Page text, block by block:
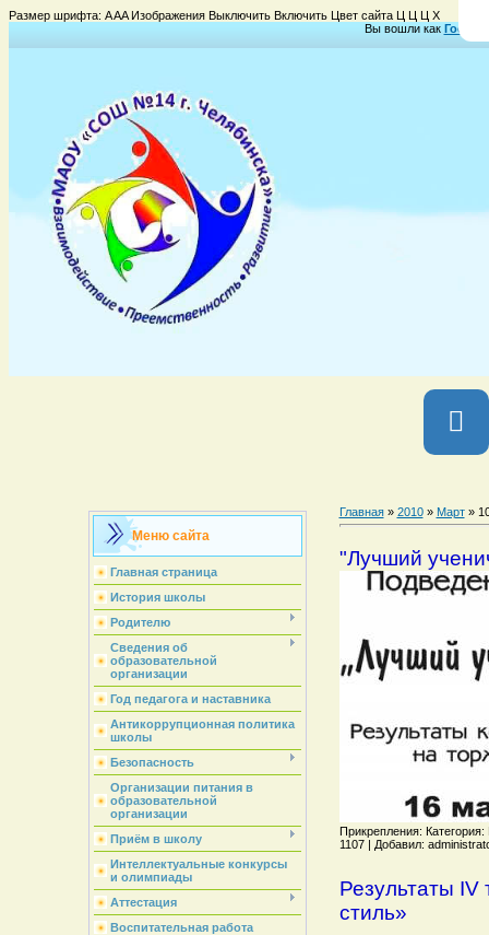
Размер шрифта: AAAИзображения Выключить Включить Цвет сайта Ц Ц Ц Х
Вы вошли как Гость
Меню сайта
Главная страница
История школы
Родителю
Сведения об
образовательной
организации
Год педагога и наставника
Антикоррупционная политика
школы
Безопасность
Организации питания в
образовательной
организации
Приём в школу
Интеллектуальные конкурсы
и олимпиады
Аттестация
Воспитательная работа
Главная» 2010 » Март »
"Лучший
Прикрепления:
1107 | Добавил:
Результаты IV
стиль»